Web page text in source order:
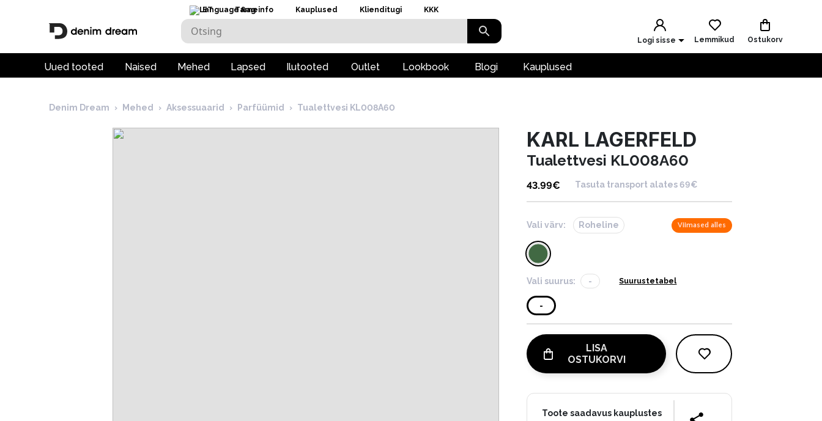
ET Tarneinfo Kauplused Klienditugi KKK
Logi sisse Lemmikud Ostukorv
Uued tooted Naised Mehed Lapsed Ilutooted Outlet Lookbook Blogi Kauplused
Denim Dream › Mehed › Aksessuaarid › Parfüümid › Tualettvesi KL008A60
KARL LAGERFELD
Tualettvesi KL008A60
43.99€ Tasuta transport alates 69€
Vali värv: Roheline Viimased alles
Vali suurus: - Suurustetabel
-
LISA
OSTUKORVI
Toote saadavus kauplustes